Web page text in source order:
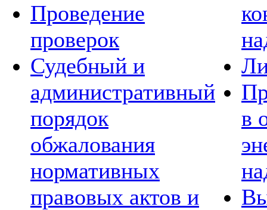
Проведение
проверок
Судебный и
административный
порядок
обжалования
нормативных
правовых актов и
в